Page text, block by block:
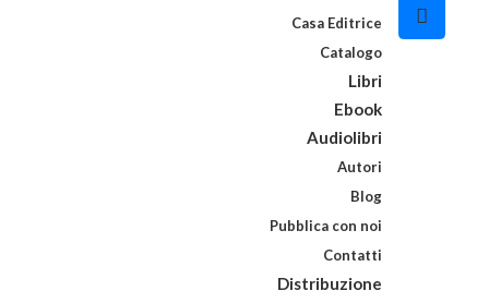
Casa Editrice
Catalogo
Libri
Ebook
Audiolibri
Autori
Blog
Pubblica con noi
Contatti
Distribuzione